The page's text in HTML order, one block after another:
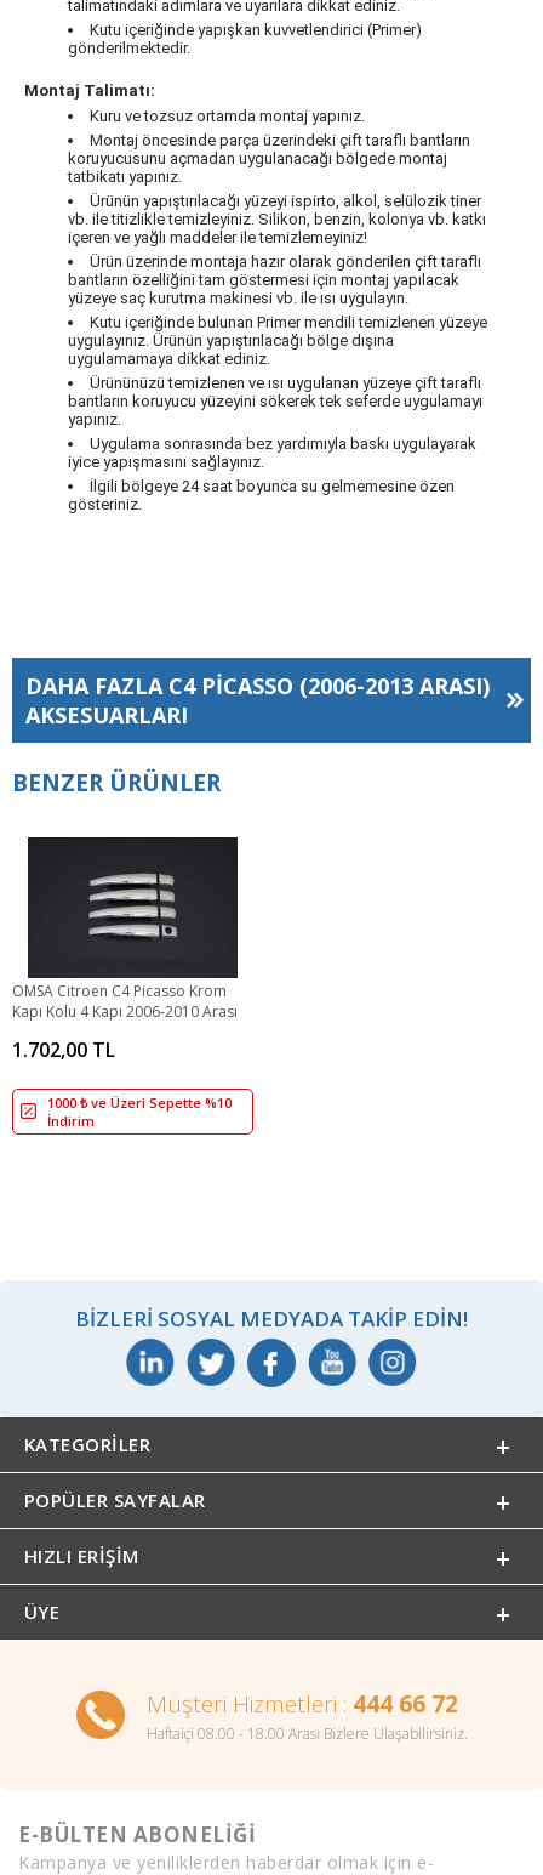
talimatındaki adımlara ve uyarılara dikkat ediniz.
Kutu içeriğinde yapışkan kuvvetlendirici (Primer)
gönderilmektedir.
Montaj Talimatı:
Kuru ve tozsuz ortamda montaj yapınız.
Montaj öncesinde parça üzerindeki çift taraflı bantların
koruyucusunu açmadan uygulanacağı bölgede montaj
tatbikatı yapınız.
Ürünün yapıştırılacağı yüzeyi ispirto, alkol, selülozik tiner
vb. ile titizlikle temizleyiniz. Silikon, benzin, kolonya vb. katkı
içeren ve yağlı maddeler ile temizlemeyiniz!
Ürün üzerinde montaja hazır olarak gönderilen çift taraflı
bantların özelliğini tam göstermesi için montaj yapılacak
yüzeye saç kurutma makinesi vb. ile ısı uygulayın.
Kutu içeriğinde bulunan Primer mendili temizlenen yüzeye
uygulayınız. Ürünün yapıştırılacağı bölge dışına
uygulamamaya dikkat ediniz.
Ürününüzü temizlenen ve ısı uygulanan yüzeye çift taraflı
bantların koruyucu yüzeyini sökerek tek seferde uygulamayı
yapınız.
Uygulama sonrasında bez yardımıyla baskı uygulayarak
iyice yapışmasını sağlayınız.
İlgili bölgeye 24 saat boyunca su gelmemesine özen
gösteriniz.
DAHA FAZLA C4 PICASSO (2006-2013 ARASI)
AKSESUARLARI
BENZER ÜRÜNLER
OMSA Citroen C4 Picasso Krom
Kapı Kolu 4 Kapı 2006-2010 Arası
1.702,00 TL
1000 ₺ ve Üzeri Sepette %10
İndirim
BIZLERI SOSYAL MEDYADA TAKIP EDIN!
KATEGORILER
POPÜLER SAYFALAR
HIZLI ERIŞIM
ÜYE
Müşteri Hizmetleri : 444 66 72
Haftaiçi 08.00 - 18.00 Arası Bizlere Ulaşabilirsiniz.
E-BÜLTEN ABONELİĞİ
Kampanya ve yeniliklerden haberdar olmak için e-